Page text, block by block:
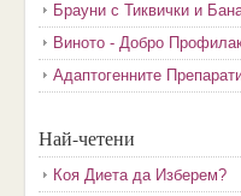
Брауни с Тиквички и
Виното - Добро
Адаптогенните
Най-четени
Коя Диета да Изберем?